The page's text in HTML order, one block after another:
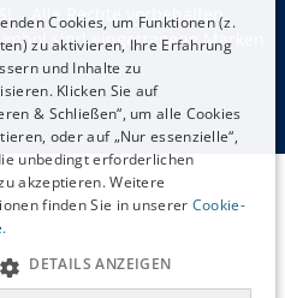
- Alle Rechte vorbehalten.
sind eingetragene Marken
DEUTSCH
NEDERLANDS
Cookies, um Funktionen (z.
zu aktivieren, Ihre Erfahrung
und Inhalte zu
Klicken Sie auf
& Schließen“, um alle Cookies
oder auf „Nur essenzielle“,
unbedingt erforderlichen
akzeptieren. Weitere
finden Sie in unserer Cookie-
DETAILS ANZEIGEN